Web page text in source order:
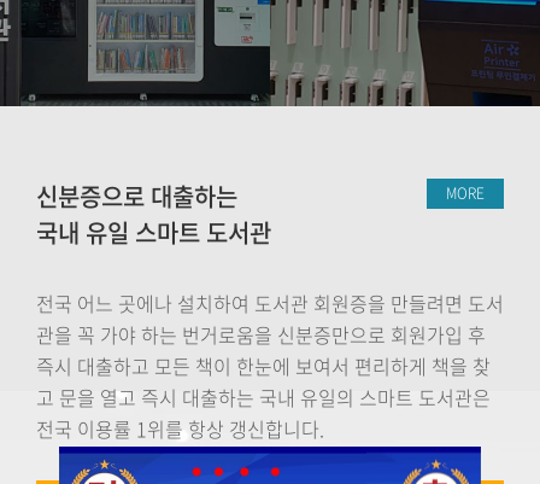
MORE
신분증으로 대출하는
국내 유일 스마트 도서관
전국 어느 곳에나 설치하여 도서관 회원증을 만들려면 도서
관을 꼭 가야 하는 번거로움을 신분증만으로 회원가입 후
즉시 대출하고 모든 책이 한눈에 보여서 편리하게 책을 찾
고 문을 열고 즉시 대출하는 국내 유일의 스마트 도서관은
전국 이용률 1위를 항상 갱신합니다.